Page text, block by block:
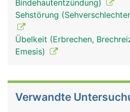
Bindehautentzündung)
Sehstörung
Übelkeit (Erbrechen,
Emesis)
Verwandte